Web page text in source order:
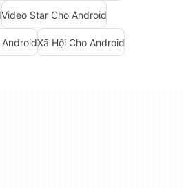
Video Star Cho Android
Xã Hội Cho Android